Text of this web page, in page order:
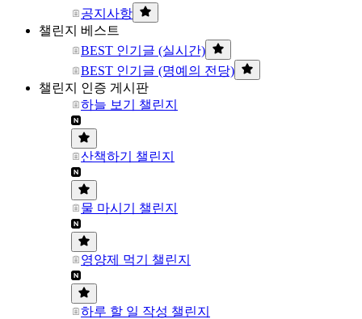
공지사항
챌린지 베스트
BEST 인기글 (실시간)
BEST 인기글 (명예의 전당)
챌린지 인증 게시판
하늘 보기 챌린지
산책하기 챌린지
물 마시기 챌린지
영양제 먹기 챌린지
하루 할 일 작성 챌린지